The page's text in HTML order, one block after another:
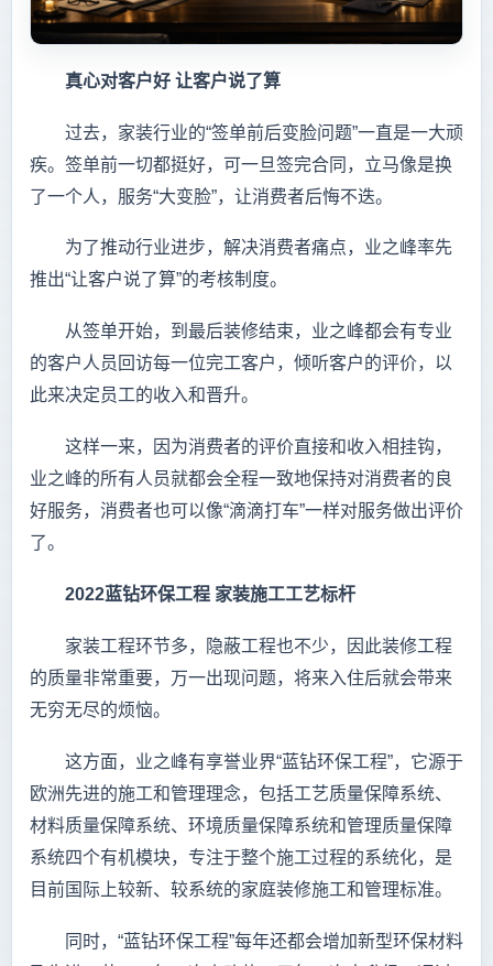
真心对客户好 让客户说了算
过去，家装行业的“签单前后变脸问题”一直是一大顽
疾。签单前一切都挺好，可一旦签完合同，立马像是换
了一个人，服务“大变脸”，让消费者后悔不迭。
为了推动行业进步，解决消费者痛点，业之峰率先
推出“让客户说了算”的考核制度。
从签单开始，到最后装修结束，业之峰都会有专业
的客户人员回访每一位完工客户，倾听客户的评价，以
此来决定员工的收入和晋升。
这样一来，因为消费者的评价直接和收入相挂钩，
业之峰的所有人员就都会全程一致地保持对消费者的良
好服务，消费者也可以像“滴滴打车”一样对服务做出评价
了。
2022蓝钻环保工程 家装施工工艺标杆
家装工程环节多，隐蔽工程也不少，因此装修工程
的质量非常重要，万一出现问题，将来入住后就会带来
无穷无尽的烦恼。
这方面，业之峰有享誉业界“蓝钻环保工程”，它源于
欧洲先进的施工和管理理念，包括工艺质量保障系统、
材料质量保障系统、环境质量保障系统和管理质量保障
系统四个有机模块，专注于整个施工过程的系统化，是
目前国际上较新、较系统的家庭装修施工和管理标准。
同时，“蓝钻环保工程”每年还都会增加新型环保材料